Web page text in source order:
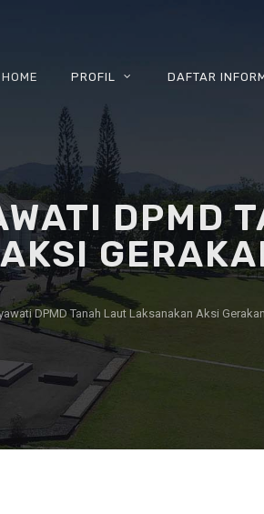
HOME PROFIL DAFTAR
DPMD
DPMD Tanah Laut Laksanakan Aksi